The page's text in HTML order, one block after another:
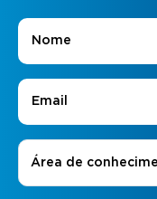
Nome
E-mail
Áreas de Interesse
Área de